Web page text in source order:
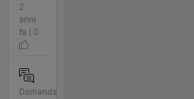
2
anni
fa | 0
Domanda